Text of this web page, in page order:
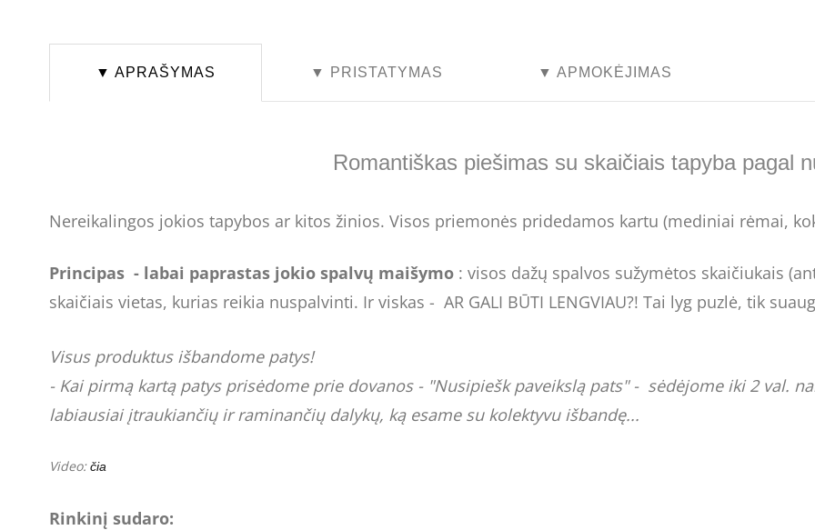
▼ APRAŠYMAS ▼ PRISTATYMAS ▼ APMOKĖJIMAS
Romantiškas piešimas su skaičiais tapyba pagal
Nereikalingos jokios tapybos ar kitos žinios. Visos priemonės pridedamos kartu (mediniai rėmai,
Principas - labai paprastas jokio spalvų maišymo: visos dažų spalvos sužymėtos skaičiukais
skaičiais vietas, kurias reikia nuspalvinti. Ir viskas - AR GALI BŪTI LENGVIAU?! Tai lyg puzlė, tik
Visus produktus išbandome patys!
- Kai pirmą kartą patys prisėdome prie dovanos - "Nusipiešk paveikslą pats" - sėdėjome iki 2 val.
labiausiai įtraukiančių ir raminančių dalykų, ką esame su kolektyvu išbandę...
Video:čia
Rinkinį sudaro: